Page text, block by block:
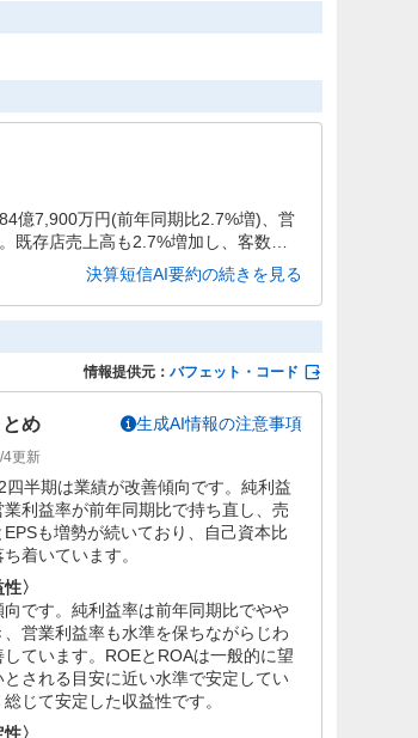
億7,900万円(前年同期比2.7%増)、営
存店売上高も2.7%増加し、客数・
(前期比3.4%増)、営業利益180億円(同
決算短信AI要約の続きを見る
情報提供元： バフェット・コード
とめ 生成AI情報の注意事項
4更新
四半期は業績が改善傾向です。純利益
業利益率が前年同期比で持ち直し、売
EPSも増勢が続いており、自己資本比
着いています。
〉
向です。純利益率は前年同期比でやや
、営業利益率も水準を保ちながらじわ
しています。ROEとROAは一般的に望
とされる目安に近い水準で安定してい
総じて安定した収益性です。
〉